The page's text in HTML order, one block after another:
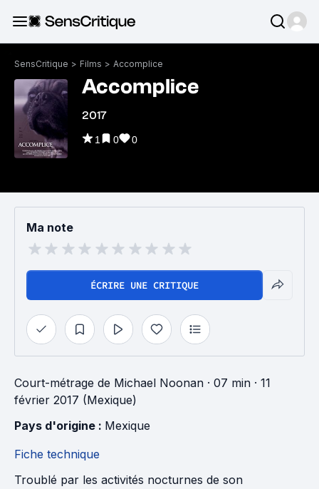
SensCritique > Films > Accomplice
Accomplice
2017
1 0 0
Ma note
ÉCRIRE UNE CRITIQUE
Court-métrage de Michael Noonan · 07 min · 11
février 2017 (Mexique)
Pays d'origine : Mexique
Fiche technique
Troublé par les activités nocturnes de son